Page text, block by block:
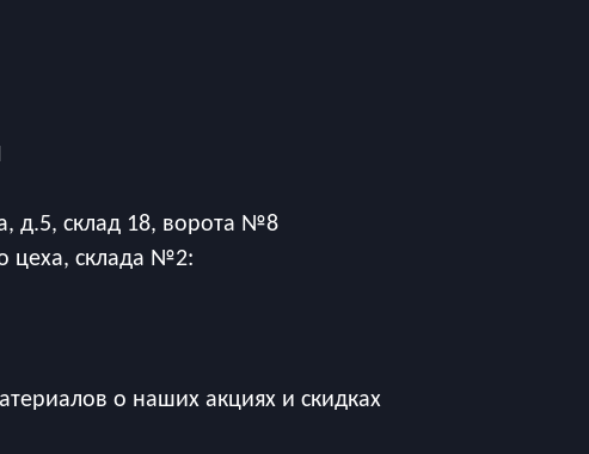
д.5, склад 18, ворота №8
цеха, склада №2:
о наших акциях и скидках